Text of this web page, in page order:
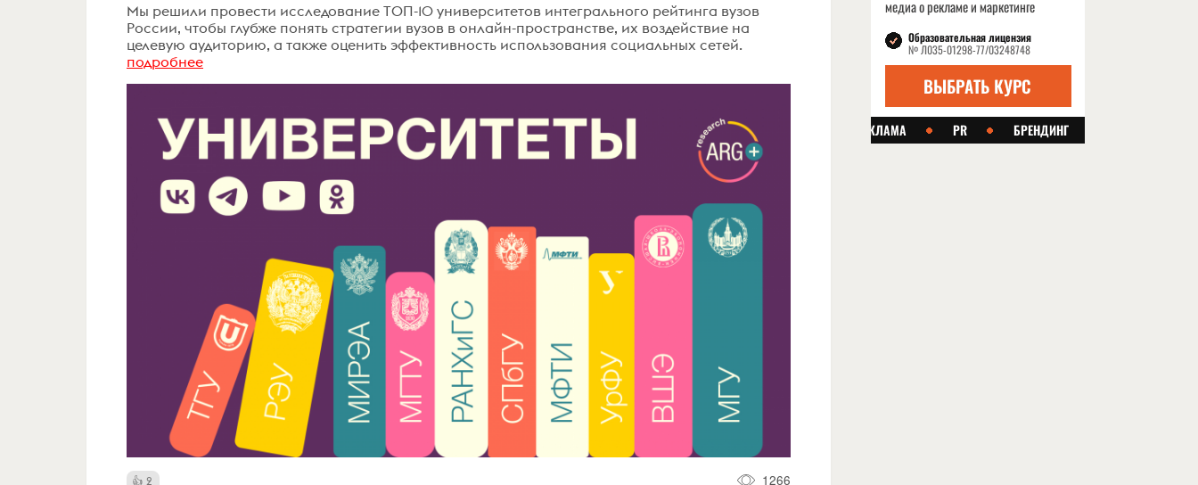
Мы решили провести исследование ТОП-10 университетов интегрального рейтинга вузов
России, чтобы глубже понять стратегии вузов в онлайн-пространстве, их воздействие на
целевую аудиторию, а также оценить эффективность использования социальных сетей.
подробнее
2 1266